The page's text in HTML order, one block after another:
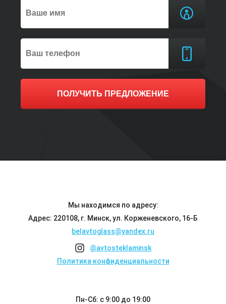
ПОЛУЧИТЬ ПРЕДЛОЖЕНИЕ
Мы находимся по адресу:
Адрес: 220108, г. Минск, ул. Корженевского, 16-Б
belavtoglass@yandex.ru
@avtosteklaminsk
Политика конфиденциальности
Пн-Сб: с 9:00 до 19:00